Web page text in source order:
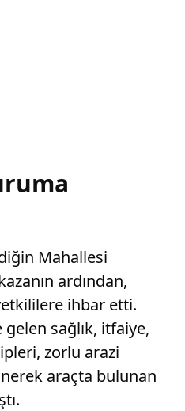
Mahallesi
ardından,
ihbar etti.
sağlık, itfaiye,
zorlu arazi
araçta bulunan